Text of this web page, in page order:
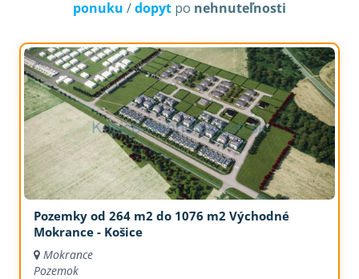
ponuku /dopyt po nehnuteľnosti
Pozemky od 264 m2 do 1076 m2 Východné
Mokrance - Košice
Mokrance
Pozemok